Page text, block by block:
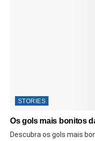
STORIES
Os gols mais bonitos
Descubra os gols mais